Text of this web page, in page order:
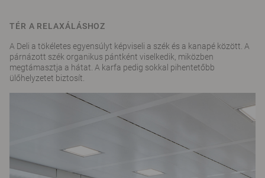
TÉR A RELAXÁLÁSHOZ
A Deli a tökéletes egyensúlyt képviseli a szék és a kanapé között. A
párnázott szék organikus pántként viselkedik, miközben
megtámasztja a hátat. A karfa pedig sokkal pihentetőbb
ülőhelyzetet biztosít.